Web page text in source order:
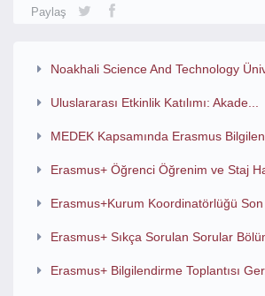
Paylaş
Noakhali Science And Technology
Uluslararası Etkinlik Katılımı: Akade...
MEDEK Kapsamında Erasmus
Erasmus+ Öğrenci Öğrenim ve Staj
Erasmus+Kurum Koordinatörlüğü Son
Erasmus+ Sıkça Sorulan Sorular
Erasmus+ Bilgilendirme Toplantısı